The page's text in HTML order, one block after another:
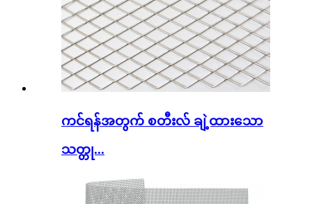
ကင်ရန်အတွက် စတီးလ် ချဲ့ထားသော
သတ္တု...